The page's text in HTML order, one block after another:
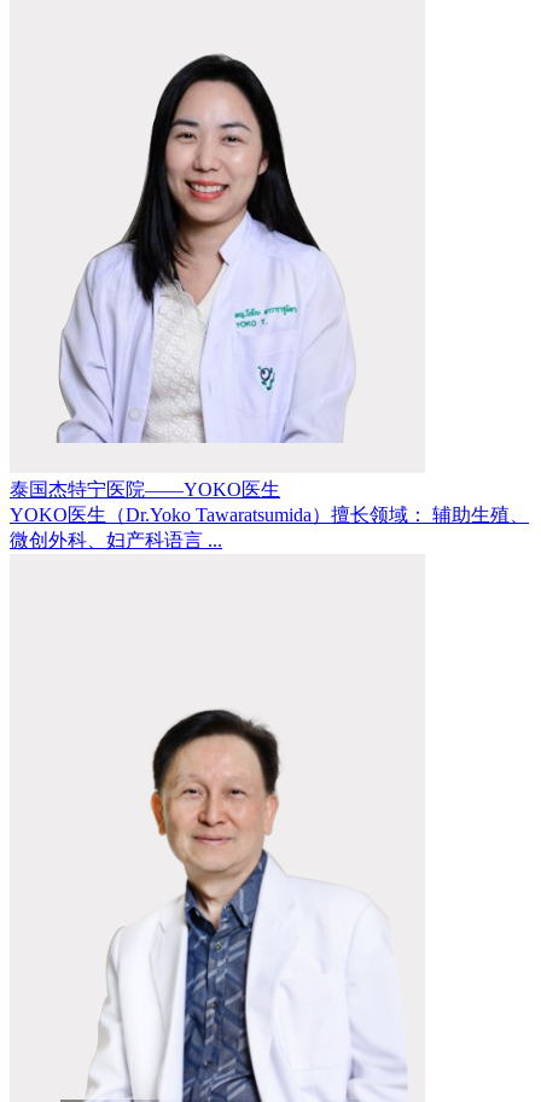
泰国杰特宁医院——YOKO医生
YOKO医生（Dr.Yoko Tawaratsumida）擅长领域： 辅助生殖、
微创外科、妇产科语言 ...